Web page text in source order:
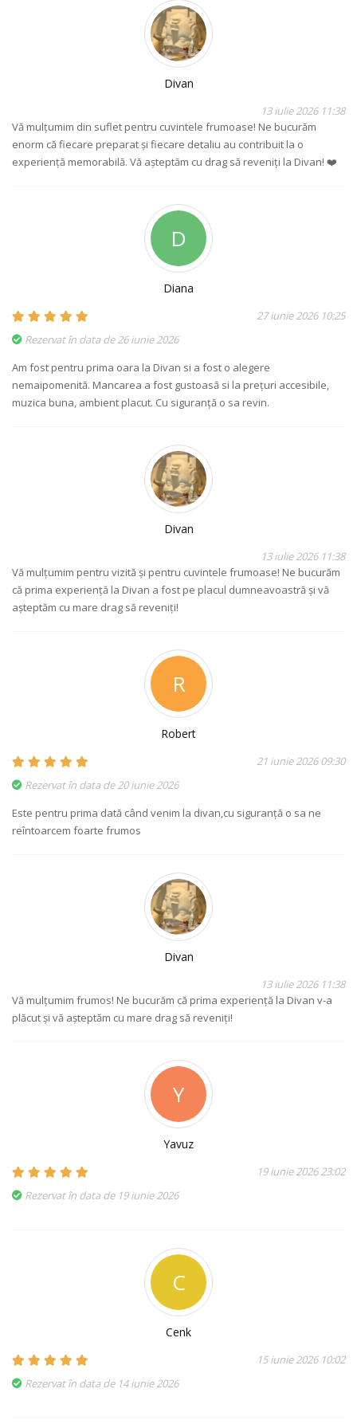
Divan
13 iulie 2026 11:38
Vă mulțumim din suflet pentru cuvintele frumoase! Ne bucurăm
enorm că fiecare preparat și fiecare detaliu au contribuit la o
experiență memorabilă. Vă așteptăm cu drag să reveniți la Divan! ❤️
D
Diana
27 iunie 2026 10:25
Rezervat în data de 26 iunie 2026
Am fost pentru prima oara la Divan si a fost o alegere
nemaipomenită. Mancarea a fost gustoasă si la prețuri accesibile,
muzica buna, ambient placut. Cu siguranță o sa revin.
Divan
13 iulie 2026 11:38
Vă mulțumim pentru vizită și pentru cuvintele frumoase! Ne bucurăm
că prima experiență la Divan a fost pe placul dumneavoastră și vă
așteptăm cu mare drag să reveniți!
R
Robert
21 iunie 2026 09:30
Rezervat în data de 20 iunie 2026
Este pentru prima dată când venim la divan,cu siguranță o sa ne
reîntoarcem foarte frumos
Divan
13 iulie 2026 11:38
Vă mulțumim frumos! Ne bucurăm că prima experiență la Divan v-a
plăcut și vă așteptăm cu mare drag să reveniți!
Y
Yavuz
19 iunie 2026 23:02
Rezervat în data de 19 iunie 2026
C
Cenk
15 iunie 2026 10:02
Rezervat în data de 14 iunie 2026